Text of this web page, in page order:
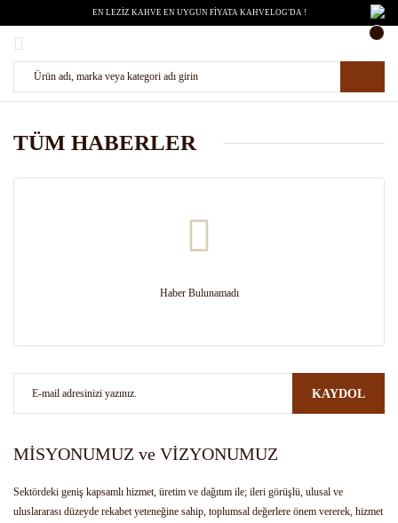
EN LEZİZ KAHVE EN UYGUN FİYATA KAHVELOG'DA !
TÜM HABERLER
Haber Bulunamadı
KAYDOL
MİSYONUMUZ ve VİZYONUMUZ
Sektördeki geniş kapsamlı hizmet, üretim ve dağıtım ile; ileri görüşlü, ulusal ve
uluslararası düzeyde rekabet yeteneğine sahip, toplumsal değerlere önem vererek, hizmet